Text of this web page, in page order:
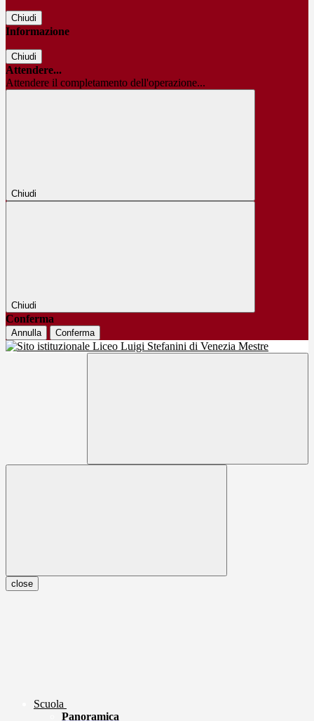
Chiudi
Informazione
Chiudi
Attendere...
Attendere il completamento dell'operazione...
Chiudi
Chiudi
Conferma
Annulla Conferma
close
Scuola
Panoramica